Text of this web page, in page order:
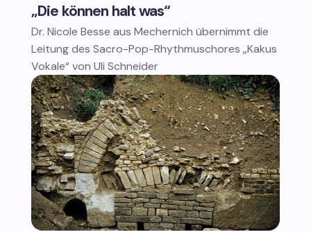
„Die können halt was“
Dr. Nicole Besse aus Mechernich übernimmt die
Leitung des Sacro-Pop-Rhythmuschores „Kakus
Vokale“ von Uli Schneider